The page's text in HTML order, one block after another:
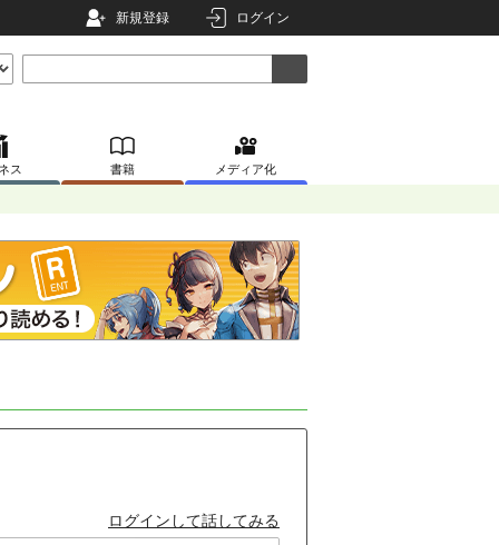
新規登録 ログイン
ス 書籍 メディア化
ログインして話してみる